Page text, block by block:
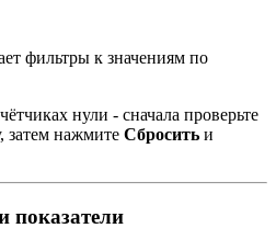
фильтры к значениям по
нули - сначала проверьте
затем нажмите Сбросить и
показатели